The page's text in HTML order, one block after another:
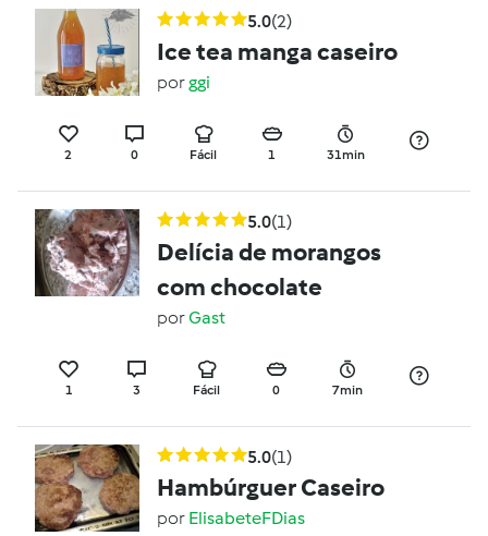
5.0(2)
Ice tea manga caseiro
porggi
2 0 Fácil 1 31min
5.0(1)
Delícia de morangos
com chocolate
porGast
1 3 Fácil 0 7min
5.0(1)
Hambúrguer Caseiro
por ElisabeteFDias